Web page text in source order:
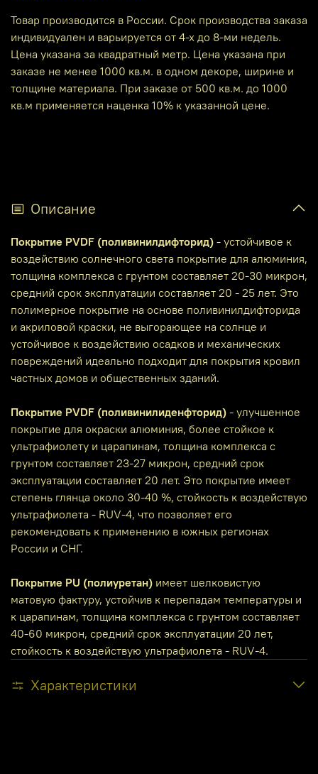
Товар производится в России. Срок производства заказа
индивидуален и варьируется от 4-х до 8-ми недель.
Цена указана за квадратный метр. Цена указана при
заказе не менее 1000 кв.м. в одном декоре, ширине и
толщине материала. При заказе от 500 кв.м. до 1000
кв.м применяется наценка 10% к указанной цене.
Описание
Покрытие PVDF (поливинилдифторид) - устойчивое к
воздействию солнечного света покрытие для алюминия,
толщина комплекса с грунтом составляет 20-30 микрон,
средний срок эксплуатации составляет 20 - 25 лет. Это
полимерное покрытие на основе поливинилдифторида
и акриловой краски, не выгорающее на солнце и
устойчивое к воздействию осадков и механических
повреждений идеально подходит для покрытия кровил
частных домов и общественных зданий.
Покрытие PVDF (поливинилиденфторид) - улучшенное
покрытие для окраски алюминия, более стойкое к
ультрафиолету и царапинам, толщина комплекса с
грунтом составляет 23-27 микрон, средний срок
эксплуатации составляет 20 лет. Это покрытие имеет
степень глянца около 30-40 %, стойкость к воздействую
ультрафиолета - RUV-4, что позволяет его
рекомендовать к применению в южных регионах
России и СНГ.
Покрытие PU (полиуретан) имеет шелковистую
матовую фактуру, устойчив к перепадам температуры и
к царапинам, толщина комплекса с грунтом составляет
40-60 микрон, средний срок эксплуатации 20 лет,
стойкость к воздействую ультрафиолета - RUV-4.
Характеристики